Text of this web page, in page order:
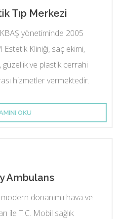
Tıp Merkezi
yönetiminde 2005
Estetik Kliniği, saç ekimi,
ve plastik cerrahi
hizmetler vermektedir.
OKU
Ambulans
donanımlı hava ve
ile T.C. Mobil sağlık